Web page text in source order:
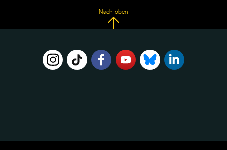
Nach oben